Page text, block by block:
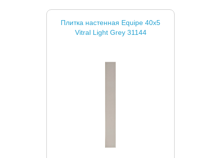
Плитка настенная Equipe 40x5
Vitral Light Grey 31144